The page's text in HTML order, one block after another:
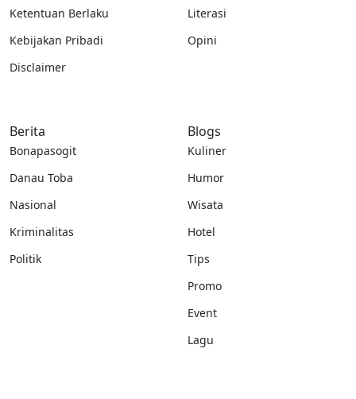
Ketentuan Berlaku
Kebijakan Pribadi
Disclaimer
Literasi
Opini
Berita
Bonapasogit
Danau Toba
Nasional
Kriminalitas
Politik
Blogs
Kuliner
Humor
Wisata
Hotel
Tips
Promo
Event
Lagu